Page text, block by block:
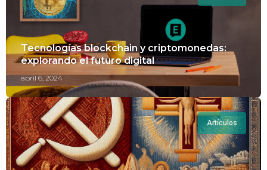
Tecnologías blockchain y criptomonedas:
explorando el futuro digital
abril 6, 2024
Artículos